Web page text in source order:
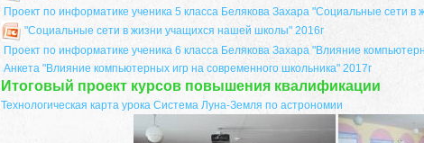
Проект по информатике ученика 5 класса Белякова Захара "Социальные сети
"Социальные сети в жизни учащихся нашей школы" 2016г
Проект по информатике ученика 6 класса Белякова Захара "Влияние
Анкета "Влияние компьютерных игр на современного школьника" 2017г
Итоговый проект курсов повышения квалификации
Технологическая карта урока Система Луна-Земля по астрономии